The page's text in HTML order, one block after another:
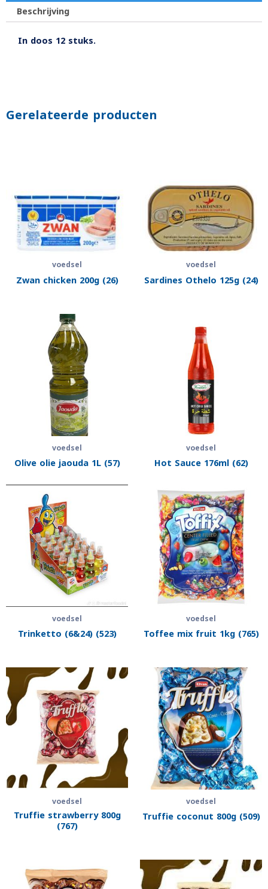
Beschrijving
In doos 12 stuks.
Gerelateerde producten
voedsel
Zwan chicken 200g (26)
voedsel
Sardines Othelo 125g (24)
voedsel
Olive olie jaouda 1L (57)
voedsel
Hot Sauce 176ml (62)
voedsel
Trinketto (6&24) (523)
voedsel
Toffee mix fruit 1kg (765)
voedsel
Truffie strawberry 800g
(767)
voedsel
Truffie coconut 800g (509)